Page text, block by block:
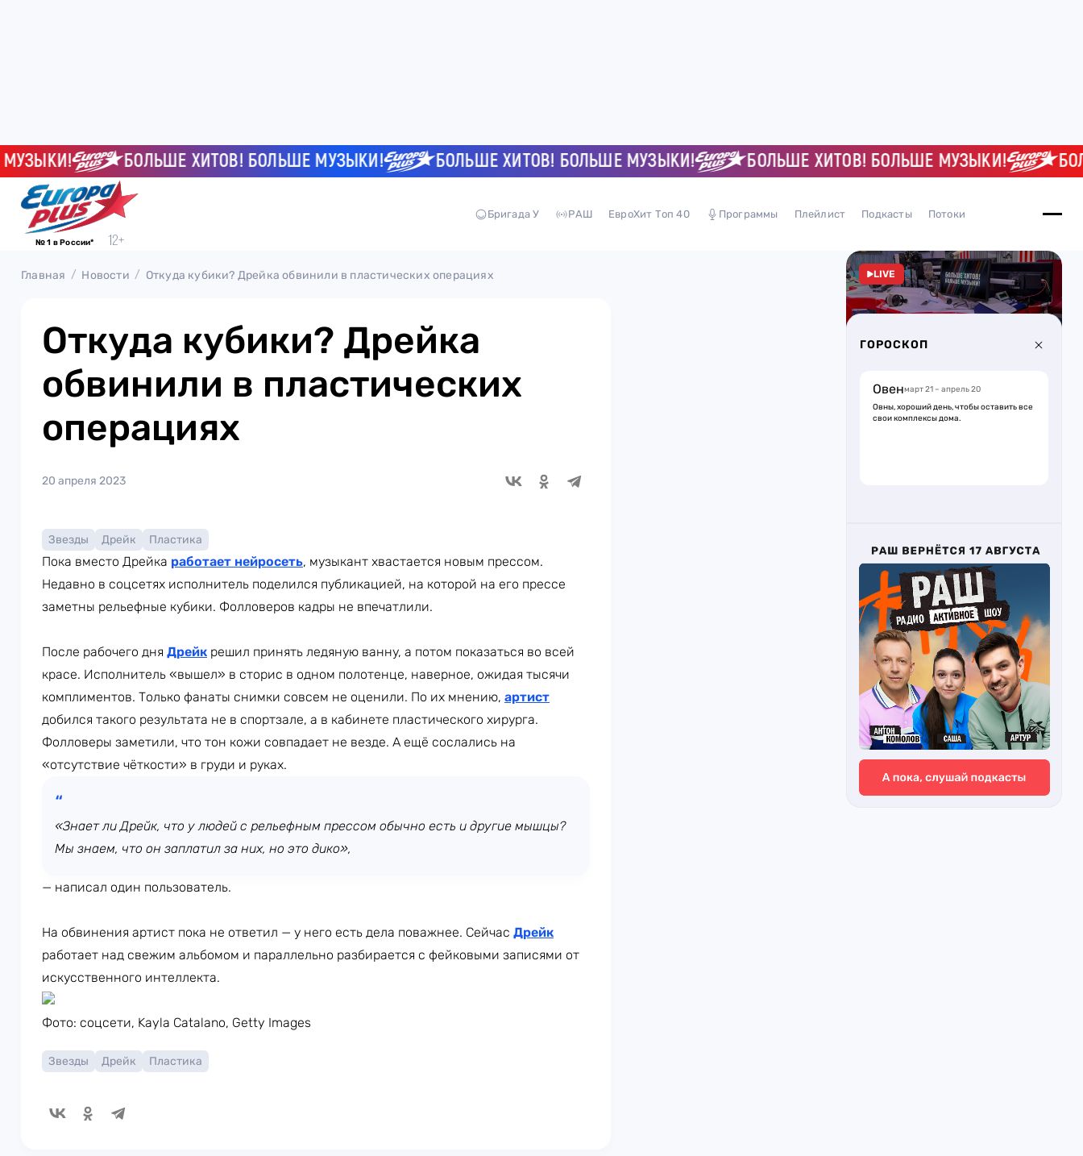
БОЛЬШЕ ХИТОВ! БОЛЬШЕ МУЗЫКИ! БОЛЬШЕ ХИТОВ! БОЛЬШЕ МУЗЫКИ! БОЛЬШЕ ХИТОВ! БОЛЬШЕ МУЗЫКИ!
№ 1 в России*
Бригада У РАШ ЕвроХит Топ 40 Программы Плейлист Подкасты Потоки
Главная Новости Откуда кубики? Дрейка обвинили в пластических операциях
Откуда кубики? Дрейка
обвинили в пластических
операциях
20 апреля 2023
Звезды Дрейк Пластика
Пока вместо Дрейка работает нейросеть, музыкант хвастается новым прессом.
Недавно в соцсетях исполнитель поделился публикацией, на которой на его прессе
заметны рельефные кубики. Фолловеров кадры не впечатлили.
После рабочего дня Дрейк решил принять ледяную ванну, а потом показаться во всей
красе. Исполнитель «вышел» в сторис в одном полотенце, наверное, ожидая тысячи
комплиментов. Только фанаты снимки совсем не оценили. По их мнению, артист
добился такого результата не в спортзале, а в кабинете пластического хирурга.
Фолловеры заметили, что тон кожи совпадает не везде. А ещё сослались на
«отсутствие чёткости» в груди и руках.
«Знает ли Дрейк, что у людей с рельефным прессом обычно есть и другие мышцы?
Мы знаем, что он заплатил за них, но это дико»,
— написал один пользователь.
На обвинения артист пока не ответил — у него есть дела поважнее. Сейчас Дрейк
работает над свежим альбомом и параллельно разбирается с фейковыми записями от
искусственного интеллекта.
Фото: соцсети, Kayla Catalano, Getty Images
Звезды Дрейк Пластика
LIVE
ГОРОСКОП
Овенмарт 21 – апрель 20
Овны, хороший день, чтобы оставить все
свои комплексы дома.